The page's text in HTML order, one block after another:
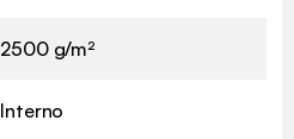
2500 g/m²
Interno